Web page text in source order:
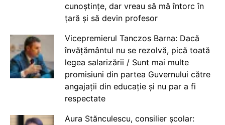
cunoștințe, dar vreau să mă întorc în
țară și să devin profesor
Vicepremierul Tanczos Barna: Dacă
învățământul nu se rezolvă, pică toată
legea salarizării / Sunt mai multe
promisiuni din partea Guvernului către
angajații din educație și nu par a fi
respectate
Aura Stănculescu, consilier școlar: